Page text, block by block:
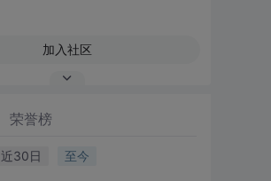
加入社区
荣誉榜
近30日 至今